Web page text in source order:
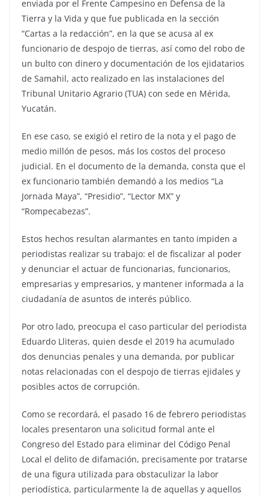
enviada por el Frente Campesino en Defensa de la
Tierra y la Vida y que fue publicada en la sección
“Cartas a la redacción”, en la que se acusa al ex
funcionario de despojo de tierras, así como del robo de
un bulto con dinero y documentación de los ejidatarios
de Samahil, acto realizado en las instalaciones del
Tribunal Unitario Agrario (TUA) con sede en Mérida,
Yucatán.
En ese caso, se exigió el retiro de la nota y el pago de
medio millón de pesos, más los costos del proceso
judicial. En el documento de la demanda, consta que el
ex funcionario también demandó a los medios “La
Jornada Maya”, “Presidio”, “Lector MX” y
“Rompecabezas”.
Estos hechos resultan alarmantes en tanto impiden a
periodistas realizar su trabajo: el de fiscalizar al poder
y denunciar el actuar de funcionarias, funcionarios,
empresarias y empresarios, y mantener informada a la
ciudadanía de asuntos de interés público.
Por otro lado, preocupa el caso particular del periodista
Eduardo Lliteras, quien desde el 2019 ha acumulado
dos denuncias penales y una demanda, por publicar
notas relacionadas con el despojo de tierras ejidales y
posibles actos de corrupción.
Como se recordará, el pasado 16 de febrero periodistas
locales presentaron una solicitud formal ante el
Congreso del Estado para eliminar del Código Penal
Local el delito de difamación, precisamente por tratarse
de una figura utilizada para obstaculizar la labor
periodística, particularmente la de aquellas y aquellos